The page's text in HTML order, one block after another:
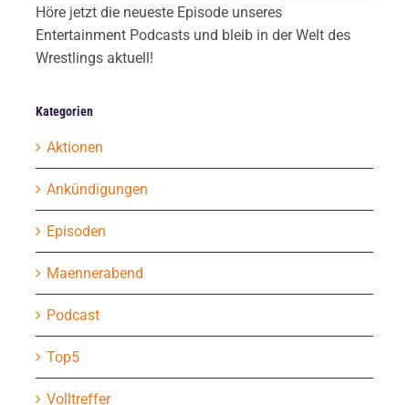
Höre jetzt die neueste Episode unseres
Entertainment Podcasts und bleib in der Welt des
Wrestlings aktuell!
Kategorien
Aktionen
Ankündigungen
Episoden
Maennerabend
Podcast
Top5
Volltreffer